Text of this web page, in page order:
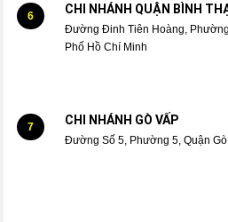
6 CHI NHÁNH QUẬN BÌNH
Đường Đinh Tiên Hoàng,
Phố Hồ Chí Minh
7 CHI NHÁNH GÒ VẤP
Đường Số 5, Phường 5, Quận